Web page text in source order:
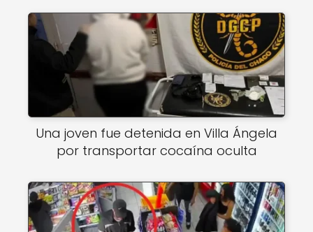
Una joven fue detenida en Villa Ángela
por transportar cocaína oculta